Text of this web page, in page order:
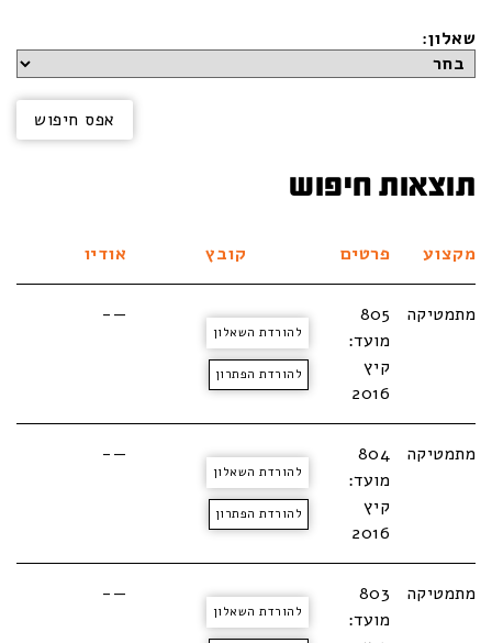
שאלון:
תוצאות חיפוש
מקצוע פרטים קובץ אודיו
מתמטיקה
805
מועד:
קיץ
2016
להורדת השאלון
להורדת הפתרון
—-
מתמטיקה
804
מועד:
קיץ
2016
להורדת השאלון
להורדת הפתרון
—-
מתמטיקה
803
מועד:
להורדת השאלון
—-